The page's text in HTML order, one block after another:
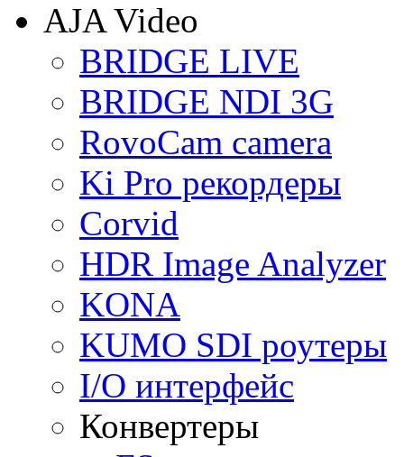
AJA Video
BRIDGE LIVE
BRIDGE NDI 3G
RovoCam camera
Ki Pro рекордеры
Corvid
HDR Image Analyzer
KONA
KUMO SDI роутеры
I/O интерфейс
Конвертеры